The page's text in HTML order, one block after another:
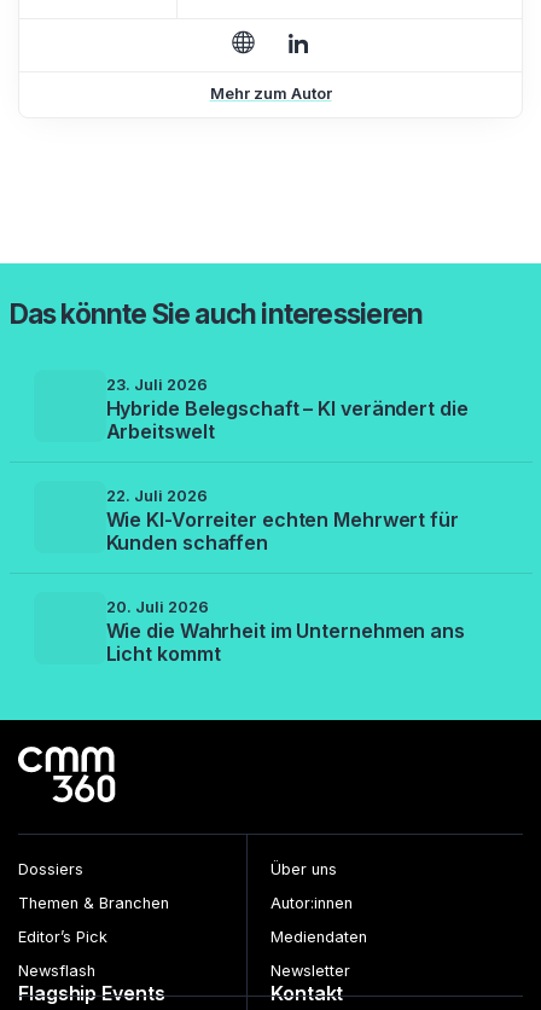
Mehr zum Autor
Das könnte Sie auch interessieren
23. Juli 2026
Hybride Belegschaft – KI verändert die
Arbeitswelt
22. Juli 2026
Wie KI-Vorreiter echten Mehrwert für
Kunden schaffen
20. Juli 2026
Wie die Wahrheit im Unternehmen ans
Licht kommt
Dossiers
Themen & Branchen
Editor’s Pick
Newsflash
Über uns
Autor:innen
Mediendaten
Newsletter
Flagship Events Kontakt